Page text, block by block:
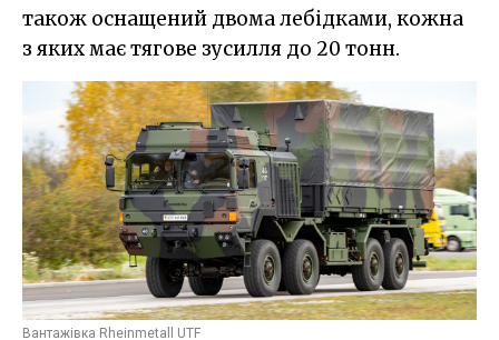
також оснащений двома лебідками, кожна
з яких має тягове зусилля до 20 тонн.
Вантажівка Rheinmetall UTF